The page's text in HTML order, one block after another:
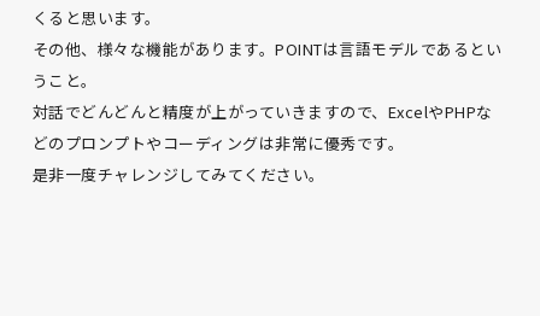
くると思います。
その他、様々な機能があります。POINTは言語モデルであるとい
うこと。
対話でどんどんと精度が上がっていきますので、ExcelやPHPな
どのプロンプトやコーディングは非常に優秀です。
是非一度チャレンジしてみてください。